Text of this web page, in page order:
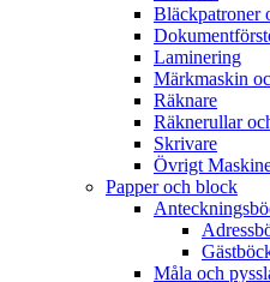
Bläckpatroner
Laminering
Märkmaskin
Räknare
Räknerullar
Skrivare
Övrigt
Papper och block
Måla och